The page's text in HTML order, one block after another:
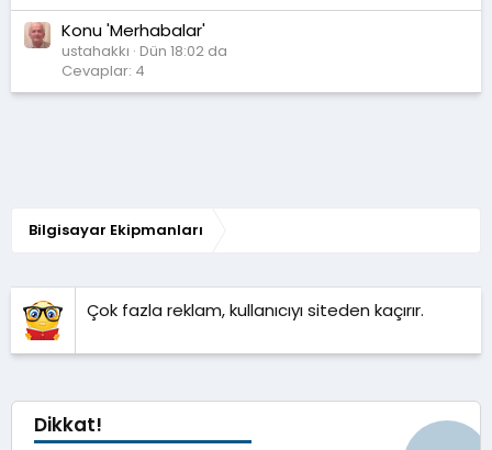
Konu 'Merhabalar'
ustahakkı Dün 18:02 da
Cevaplar: 4
Bilgisayar Ekipmanları
Çok fazla reklam, kullanıcıyı siteden kaçırır.
Dikkat!